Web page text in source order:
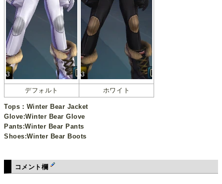
デフォルト ホワイト
Tops：Winter Bear Jacket
Glove:Winter Bear Glove
Pants:Winter Bear Pants
Shoes:Winter Bear Boots
コメント欄